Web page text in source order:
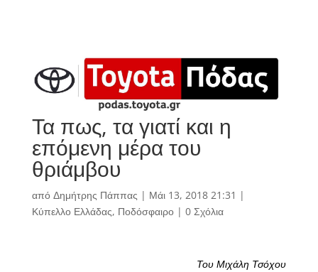
Τα πως, τα γιατί και η
επόμενη μέρα του
θριάμβου
από Δημήτρης Πάππας | Μάι 13, 2018 21:31 |
Κύπελλο Ελλάδας, Ποδόσφαιρο| 0 Σχόλια
Του Μιχάλη Τσόχου